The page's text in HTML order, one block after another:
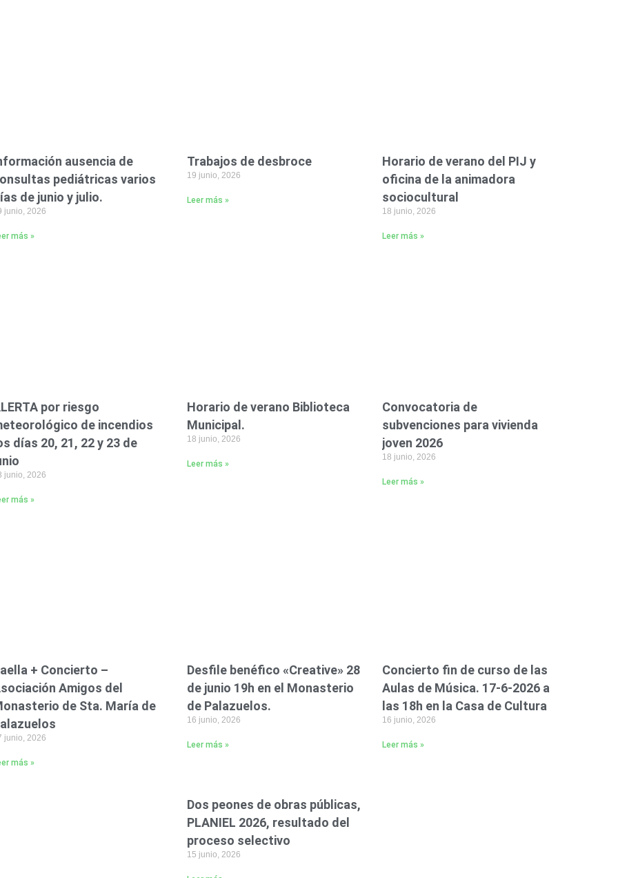
ausencia de
pediátricas varios
de junio y julio.
junio, 2026
más »
Trabajos de desbroce
19 junio, 2026
Leer más »
Horario de verano del PIJ y
oficina de la animadora
sociocultural
18 junio, 2026
Leer más »
por riesgo
de incendios
días 20, 21, 22 y 23 de
junio, 2026
más »
Horario de verano Biblioteca
Municipal.
18 junio, 2026
Leer más »
Convocatoria de
subvenciones para vivienda
joven 2026
18 junio, 2026
Leer más »
+ Concierto –
Amigos del
de Sta. María de
junio, 2026
más »
Desfile benéfico «Creative» 28
de junio 19h en el Monasterio
de Palazuelos.
16 junio, 2026
Leer más »
Concierto fin de curso de las
Aulas de Música. 17-6-2026 a
las 18h en la Casa de Cultura
16 junio, 2026
Leer más »
Dos peones de obras públicas,
PLANIEL 2026, resultado del
proceso selectivo
15 junio, 2026